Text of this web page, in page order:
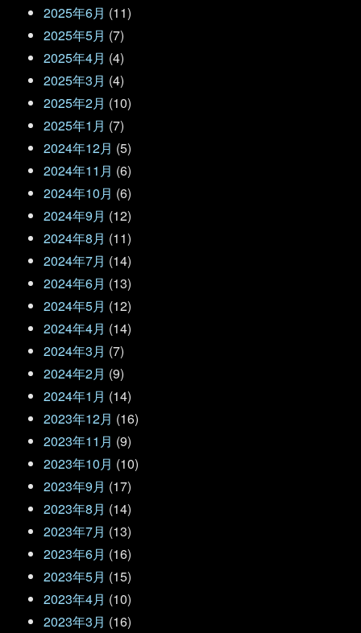
2025年6月 (11)
2025年5月 (7)
2025年4月 (4)
2025年3月 (4)
2025年2月 (10)
2025年1月 (7)
2024年12月 (5)
2024年11月 (6)
2024年10月 (6)
2024年9月 (12)
2024年8月 (11)
2024年7月 (14)
2024年6月 (13)
2024年5月 (12)
2024年4月 (14)
2024年3月 (7)
2024年2月 (9)
2024年1月 (14)
2023年12月 (16)
2023年11月 (9)
2023年10月 (10)
2023年9月 (17)
2023年8月 (14)
2023年7月 (13)
2023年6月 (16)
2023年5月 (15)
2023年4月 (10)
2023年3月 (16)